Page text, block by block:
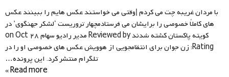
با مردان غریبه چت می کردم |وقتی می خواستند عکس هایم را ببینند عکس
های کاملاً خصوصی را برایشان می فرستادمچهار تروریست ‘لشکر جهنگوی’ در
کویته پاکستان کشته شدند Reviewed by مدیر رادیو سهام on Oct 28
Rating: زن جوان برای انتقامجویی از هوویش عکس های خصوصی او را در
تلگرام منتشر کرد. این پرونده…
Read more »